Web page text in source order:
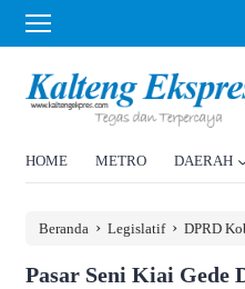
HOME METRO DAERAH
Beranda › Legislatif › DPRD
Pasar Seni Kiai Gede